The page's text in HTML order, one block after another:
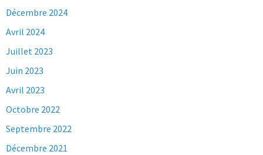
Décembre 2024
Avril 2024
Juillet 2023
Juin 2023
Avril 2023
Octobre 2022
Septembre 2022
Décembre 2021